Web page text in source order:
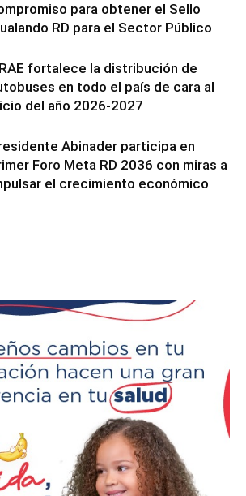
para obtener el Sello
RD para el Sector Público
fortalece la distribución de
en todo el país de cara al
del año 2026-2027
Abinader participa en
Foro Meta RD 2036 con miras a
el crecimiento económico